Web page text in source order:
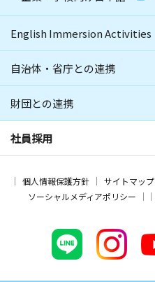
English Immersion Activities
自治体・省庁との連携
財団との連携
社員採用
個人情報保護方針 サイトマップ
ソーシャルメディアポリシー